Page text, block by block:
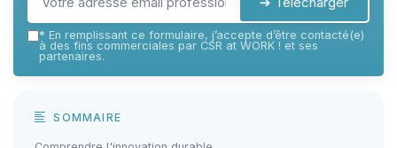
* En remplissant ce formulaire, j’accepte d’être contacté(e)
à des fins commerciales par CSR at WORK ! et ses
partenaires.
SOMMAIRE